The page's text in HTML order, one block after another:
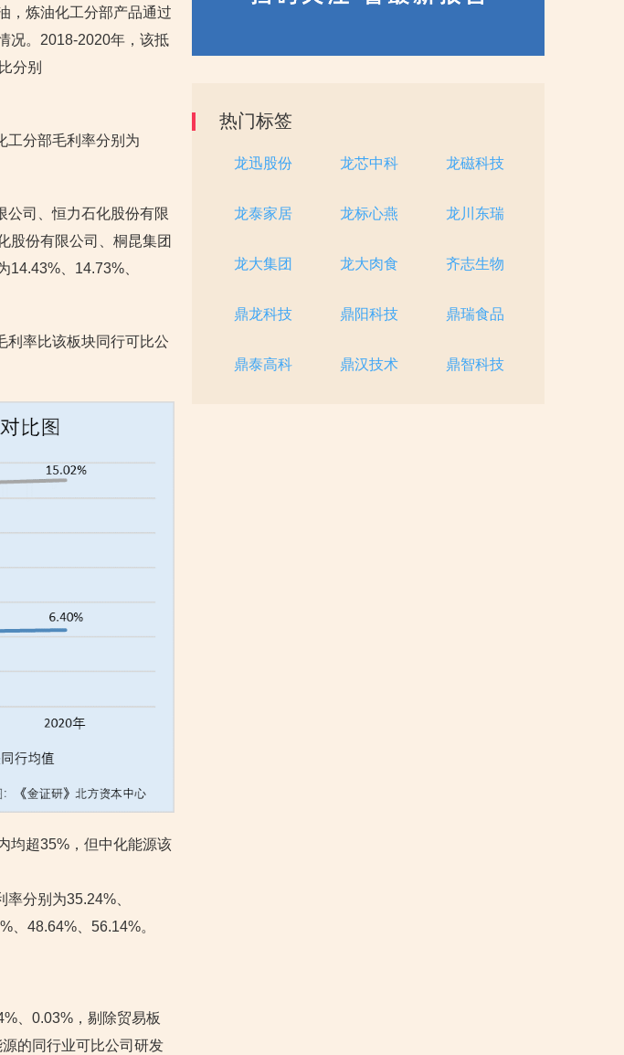
，炼油化工分部产品通过
况。2018-2020年，该抵
分别
工分部毛利率分别为
公司、恒力石化股份有限
股份有限公司、桐昆集团
、14.73%、
利率比该板块同行可比公
均超35%，但中化能源该
分别为35.24%、
、48.64%、56.14%。
、0.03%，剔除贸易板
的同行业可比公司研发
热门标签
龙迅股份 龙芯中科 龙磁科技
龙泰家居 龙标心燕 龙川东瑞
龙大集团 龙大肉食 齐志生物
鼎龙科技 鼎阳科技 鼎瑞食品
鼎泰高科 鼎汉技术 鼎智科技